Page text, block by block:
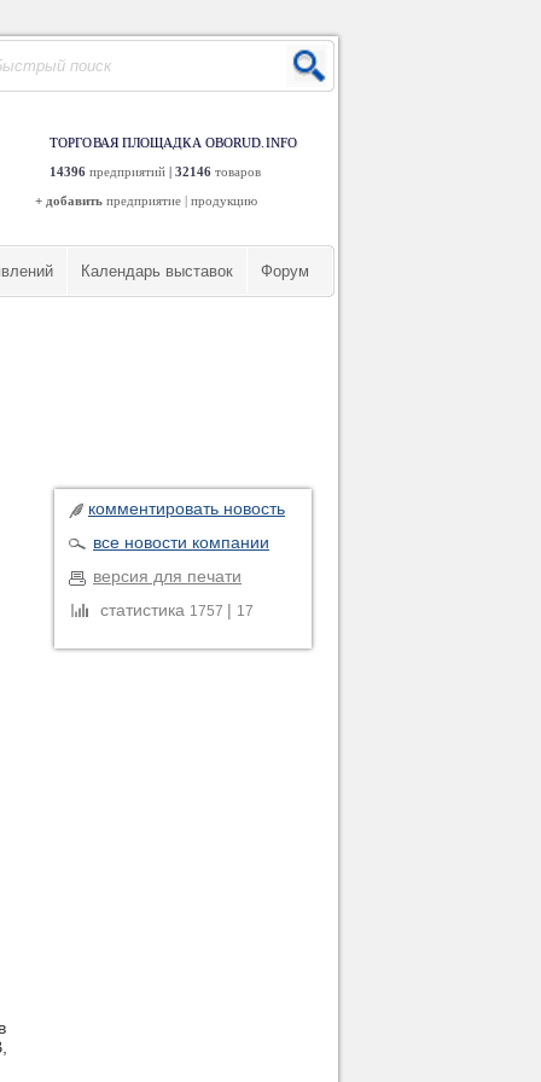
ТОРГОВАЯ ПЛОЩАДКА OBORUD.INFO
14396 предприятий | 32146 товаров
+ добавить предприятие | продукцию
Календарь выставок Форум
комментировать новость
все новости компании
версия для печати
статистика 1757 | 17